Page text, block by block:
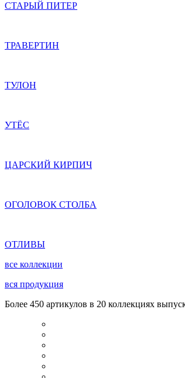
СТАРЫЙ ПИТЕР
ТРАВЕРТИН
ТУЛОН
УТЁС
ЦАРСКИЙ КИРПИЧ
ОГОЛОВОК СТОЛБА
ОТЛИВЫ
все коллекции
вся продукция
Более 450 артикулов в 20 коллекциях